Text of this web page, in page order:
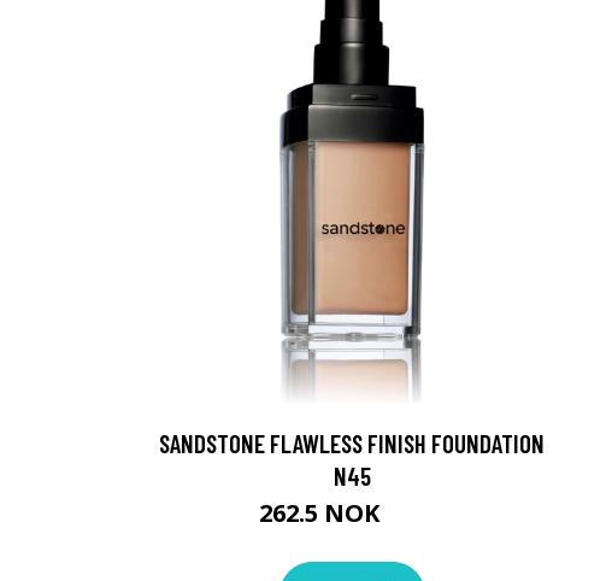
SANDSTONE FLAWLESS FINISH FOUNDATION
N45
262.5 NOK